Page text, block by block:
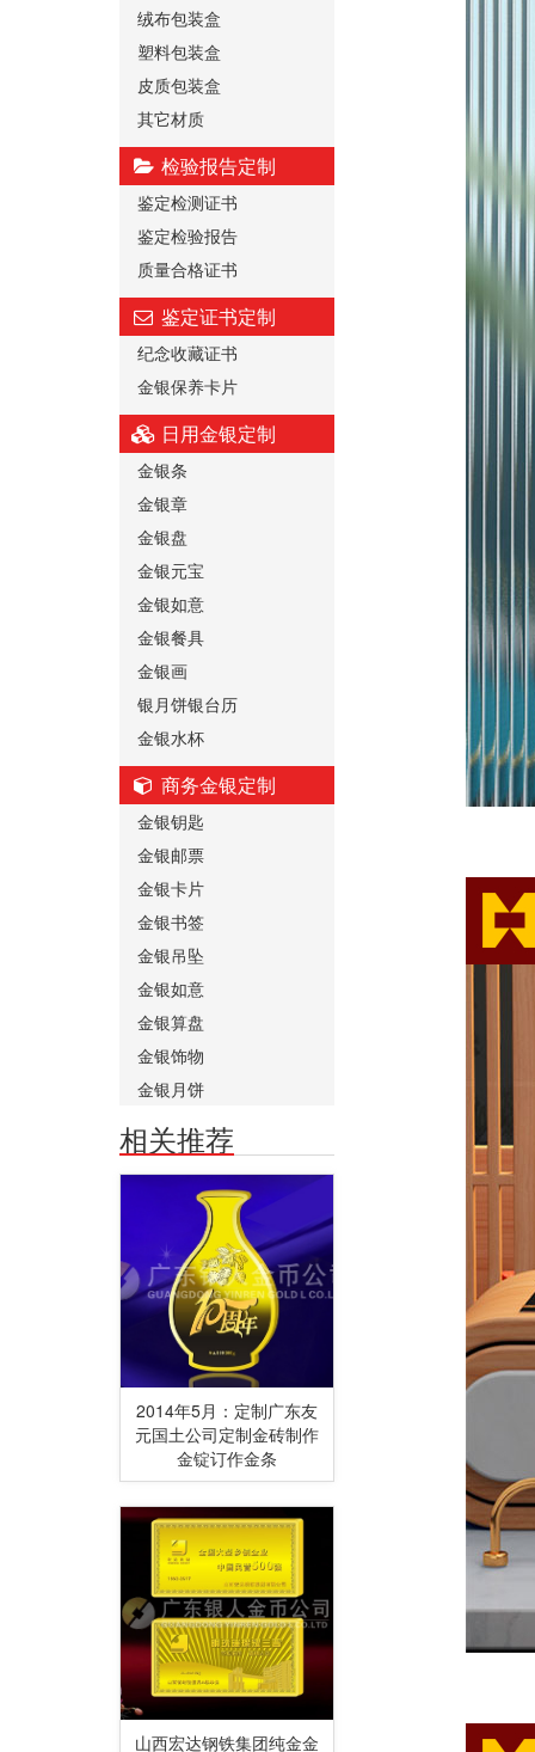
绒布包装盒
塑料包装盒
皮质包装盒
其它材质
检验报告定制
鉴定检测证书
鉴定检验报告
质量合格证书
鉴定证书定制
纪念收藏证书
金银保养卡片
日用金银定制
金银条
金银章
金银盘
金银元宝
金银如意
金银餐具
金银画
银月饼银台历
金银水杯
商务金银定制
金银钥匙
金银邮票
金银卡片
金银书签
金银吊坠
金银如意
金银算盘
金银饰物
金银月饼
相关推荐
2014年5月：定制广东友
元国土公司定制金砖制作
金锭订作金条
山西宏达钢铁集团纯金金